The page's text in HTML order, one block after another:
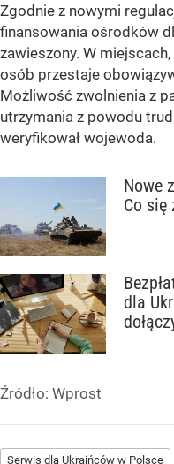
Zgodnie z nowymi
finansowania ośrodków
zawieszony. W
osób przestaje
Możliwość zwolnienia z
utrzymania z powodu
weryfikował wojewoda.
Nowe
Co się
dla
Źródło: Wprost
Serwis dla Ukraińców w Polsce